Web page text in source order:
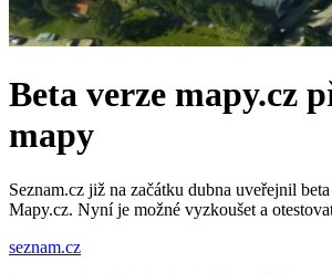
Beta verze mapy.cz
mapy
Seznam.cz již na začátku dubna uveřejnil beta
Mapy.cz. Nyní je možné vyzkoušet a
seznam.cz